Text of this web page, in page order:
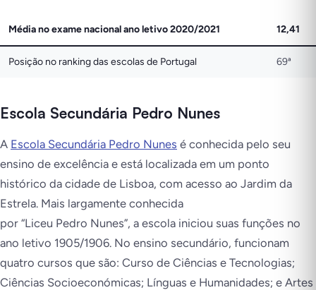
Média no exame nacional ano letivo 2020/2021 12,41
Posição no ranking das escolas de Portugal 69ª
Escola Secundária Pedro Nunes
A Escola Secundária Pedro Nunes é conhecida pelo seu
ensino de excelência e está localizada em um ponto
histórico da cidade de Lisboa, com acesso ao Jardim da
Estrela. Mais largamente conhecida
por “Liceu Pedro Nunes”, a escola iniciou suas funções no
ano letivo 1905/1906. No ensino secundário, funcionam
quatro cursos que são: Curso de Ciências e Tecnologias;
Ciências Socioeconómicas; Línguas e Humanidades; e Artes